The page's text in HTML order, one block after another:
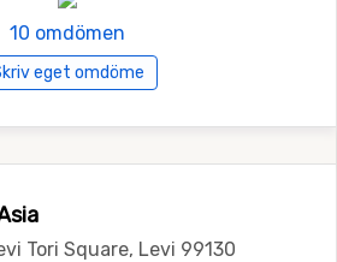
10 omdömen
eget omdöme
Tori Square, Levi 99130